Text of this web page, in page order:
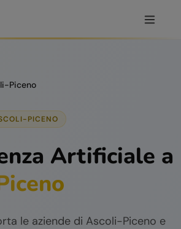
Piceno
PICENO
Artificiale a
le aziende di Ascoli-Piceno e